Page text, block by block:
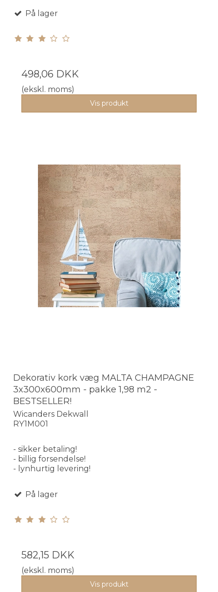
På lager
498,06 DKK
(ekskl. moms)
Vis produkt
Dekorativ kork væg MALTA CHAMPAGNE
3x300x600mm - pakke 1,98 m2 -
BESTSELLER!
Wicanders Dekwall
RY1M001
- sikker betaling!
- billig forsendelse!
- lynhurtig levering!
På lager
582,15 DKK
(ekskl. moms)
Vis produkt